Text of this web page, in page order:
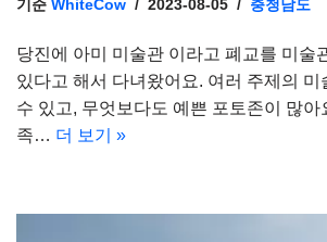
기준 WhiteCow 2023-08-05 충청남도
당진에 아미 미술관 이라고 폐교를 미술
있다고 해서 다녀왔어요. 여러 주제의 미
수 있고, 무엇보다도 예쁜 포토존이 많아
족… 더 보기 »